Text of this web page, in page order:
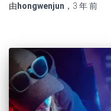
由 hongwenjun ， 3 年前